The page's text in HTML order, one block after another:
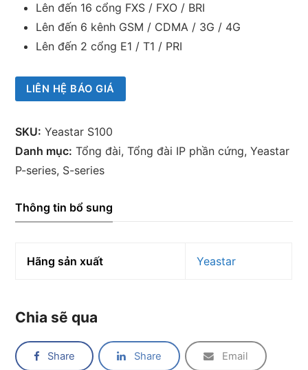
Lên đến 16 cổng FXS / FXO / BRI
Lên đến 6 kênh GSM / CDMA / 3G / 4G
Lên đến 2 cổng E1 / T1 / PRI
LIÊN HỆ BÁO GIÁ
SKU: Yeastar S100
Danh mục: Tổng đài,Tổng đài IP phần cứng,Yeastar
P-series, S-series
Thông tin bổ sung
Hãng sản xuất Yeastar
Chia sẽ qua
Share Share Email